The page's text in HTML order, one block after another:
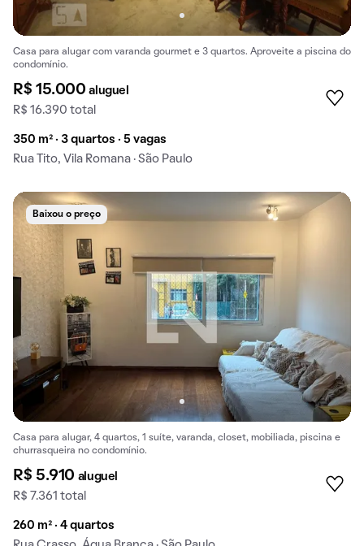
Casa para alugar com varanda gourmet e 3 quartos. Aproveite a piscina do
condomínio.
R$ 15.000aluguel
R$ 16.390 total
350 m² · 3 quartos · 5 vagas
Rua Tito, Vila Romana · São Paulo
Baixou o preço
Casa para alugar, 4 quartos, 1 suíte, varanda, closet, mobiliada, piscina e
churrasqueira no condomínio.
R$ 5.910 aluguel
R$ 7.361 total
260 m² · 4 quartos